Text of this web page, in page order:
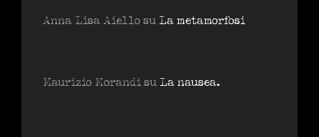
Anna Lisa Aiello su La metamorfosi
Maurizio Morandisu La nausea.